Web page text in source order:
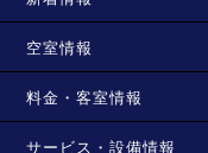
空室情報
料金・客室情報
サービス・設備情報